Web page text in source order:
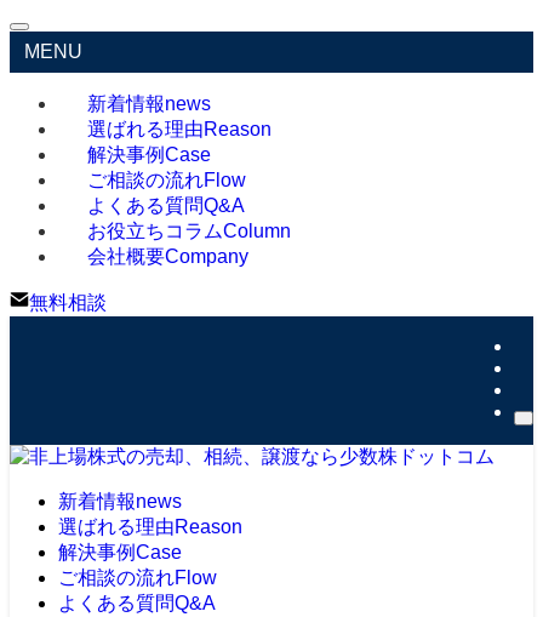
MENU
新着情報news
選ばれる理由Reason
解決事例Case
ご相談の流れFlow
よくある質問Q&A
お役立ちコラムColumn
会社概要Company
無料相談
新着情報news
選ばれる理由Reason
解決事例Case
ご相談の流れFlow
よくある質問Q&A